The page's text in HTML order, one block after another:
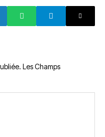
promesses
confisquées
Les Champs